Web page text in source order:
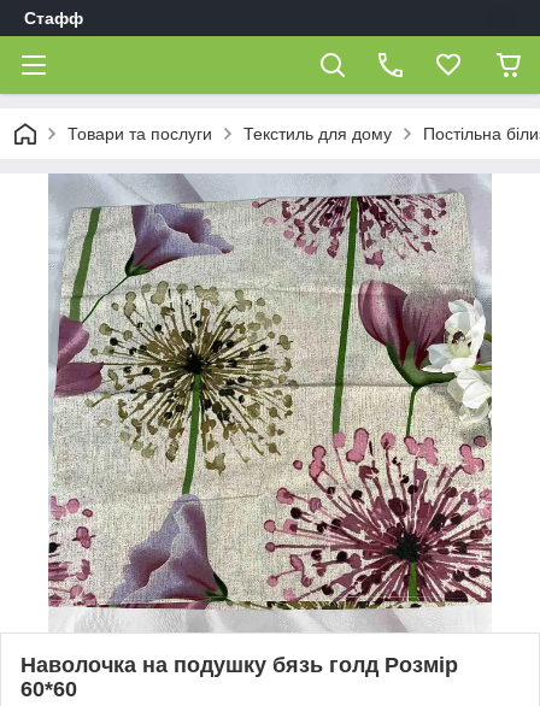
Стафф
Товари та послуги Текстиль для дому Постільна
Наволочка на подушку бязь голд Розмір
60*60